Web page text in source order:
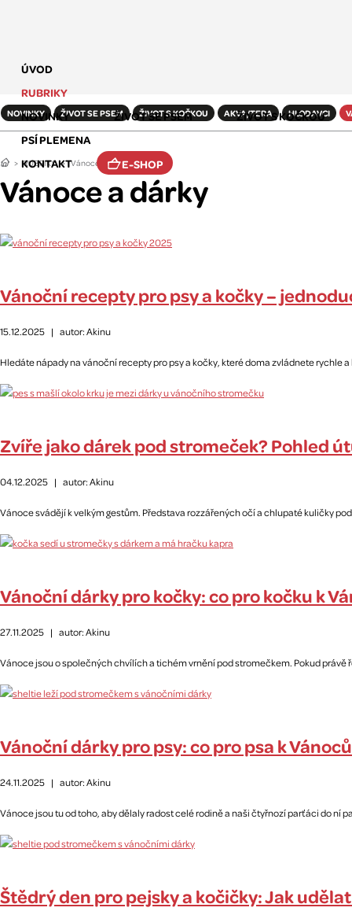
ÚVOD
RUBRIKY
NOVINKY
ŽIVOT SE PSEM
ŽIVOT S KOČKOU
PSÍ PLEMENA
KONTAKT
E-SHOP
NOVINKY ŽIVOT SE PSEM ŽIVOT S KOČKOU AKVA/TERA HLODAVCI
RUBRIKY Vánoce a dárky
Vánoce a dárky
Vánoční recepty pro psy a kočky –
15.12.2025 | autor: Akinu
Hledáte nápady na vánoční recepty pro psy a kočky, které doma zvládnete rychle
Zvíře jako dárek pod stromeček? Pohled
04.12.2025 | autor: Akinu
Vánoce svádějí k velkým gestům. Představa rozzářených očí a chlupaté kuličky
Vánoční dárky pro kočky: co pro kočku k
27.11.2025 | autor: Akinu
Vánoce jsou o společných chvílích a tichém vrnění pod stromečkem. Pokud
Vánoční dárky pro psy: co pro psa k
24.11.2025 | autor: Akinu
Vánoce jsou tu od toho, aby dělaly radost celé rodině a naši čtyřnozí parťáci do ní
Štědrý den pro pejsky a kočičky: Jak